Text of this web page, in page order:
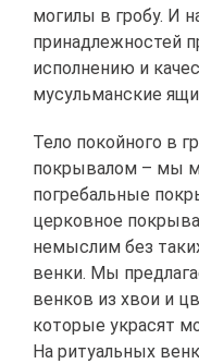
могилы в гробу. И
принадлежностей
исполнению и
мусульманские
Тело покойного в
покрывалом – мы
погребальные
церковное
немыслим без
венки. Мы
венков из хвои и
которые украсят
На ритуальных